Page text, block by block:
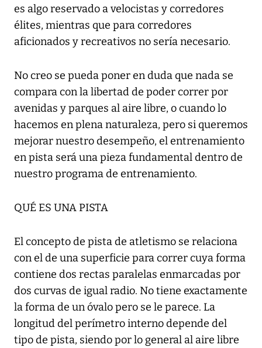
es algo reservado a velocistas y corredores
élites, mientras que para corredores
aficionados y recreativos no sería necesario.
No creo se pueda poner en duda que nada se
compara con la libertad de poder correr por
avenidas y parques al aire libre, o cuando lo
hacemos en plena naturaleza, pero si queremos
mejorar nuestro desempeño, el entrenamiento
en pista será una pieza fundamental dentro de
nuestro programa de entrenamiento.
QUÉ ES UNA PISTA
El concepto de pista de atletismo se relaciona
con el de una superficie para correr cuya forma
contiene dos rectas paralelas enmarcadas por
dos curvas de igual radio. No tiene exactamente
la forma de un óvalo pero se le parece. La
longitud del perímetro interno depende del
tipo de pista, siendo por lo general al aire libre